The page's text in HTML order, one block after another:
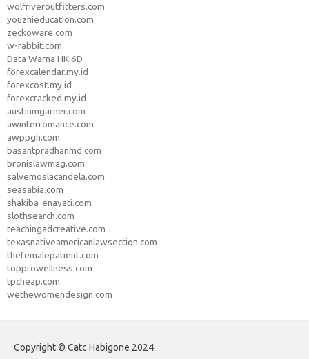
wolfriveroutfitters.com
youzhieducation.com
zeckoware.com
w-rabbit.com
Data Warna HK 6D
forexcalendar.my.id
forexcost.my.id
forexcracked.my.id
austinmgarner.com
awinterromance.com
awppgh.com
basantpradhanmd.com
bronislawmag.com
salvemoslacandela.com
seasabia.com
shakiba-enayati.com
slothsearch.com
teachingadcreative.com
texasnativeamericanlawsection.com
thefemalepatient.com
topprowellness.com
tpcheap.com
wethewomendesign.com
Copyright © Catc Habigone 2024